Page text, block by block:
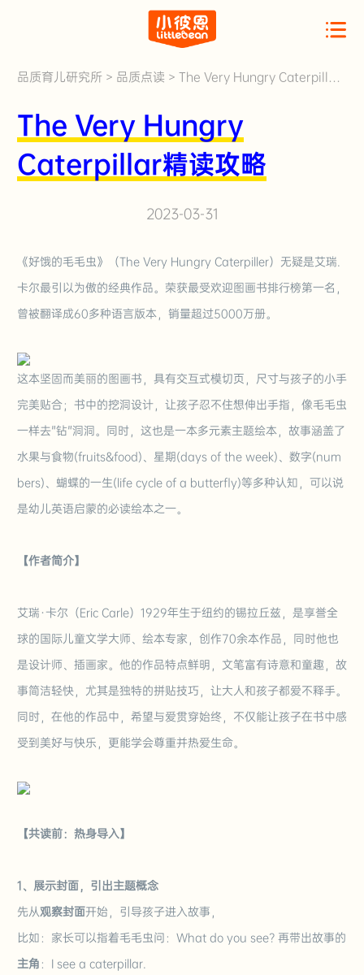
品质育儿研究所> 品质点读 > The Very Hungry Caterpillar
The Very Hungry
Caterpillar精读攻略
2023-03-31
《好饿的毛毛虫》（The Very Hungry Caterpiller）无疑是艾瑞.
卡尔最引以为傲的经典作品。荣获最受欢迎图画书排行榜第一名，
曾被翻译成60多种语言版本，销量超过5000万册。
这本坚固而美丽的图画书，具有交互式模切页，尺寸与孩子的小手
完美贴合；书中的挖洞设计，让孩子忍不住想伸出手指，像毛毛虫
一样去"钻"洞洞。同时，这也是一本多元素主题绘本，故事涵盖了
水果与食物(fruits&food)、星期(days of the week)、数字(num
bers)、蝴蝶的一生(life cycle of a butterfly)等多种认知，可以说
是幼儿英语启蒙的必读绘本之一。
【作者简介】
艾瑞·卡尔（Eric Carle）1929年生于纽约的锡拉丘兹，是享誉全
球的国际儿童文学大师、绘本专家，创作70余本作品，同时他也
是设计师、插画家。他的作品特点鲜明，文笔富有诗意和童趣，故
事简洁轻快，尤其是独特的拼贴技巧，让大人和孩子都爱不释手。
同时，在他的作品中，希望与爱贯穿始终，不仅能让孩子在书中感
受到美好与快乐，更能学会尊重并热爱生命。
【共读前：热身导入】
1、展示封面，引出主题概念
先从观察封面开始， 引导孩子进入故事
比如： 家长可以指着毛毛虫问：What do you see? 再带出故事的
主角 ：I see a caterpillar.